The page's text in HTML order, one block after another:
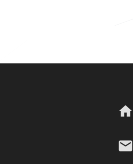
home
mail